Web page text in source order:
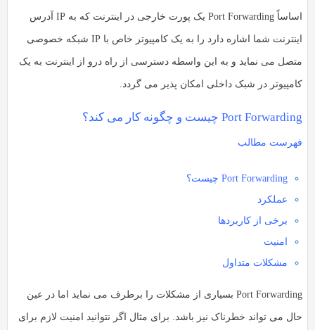
اساساً Port Forwarding یک پورت خارجی در اینترنت که به IP آدرس
اینترنت شما اشاره دارد را به یک کامپیوتر خاص با IP شبکه خصوصی
متصل می نماید و به این واسطه دسترسی از راه درو از اینترنت به یک
کامپیوتر در شبک داخلی امکان پذیر می گردد.
Port Forwarding چیست و چگونه کار می کند؟
فهرست مطالب
Port Forwarding چیست؟
عملکرد
برخی از کاربردها
امنیت
مشکلات متداول
Port Forwarding بسیاری از مشکلات را برطرف می نماید اما در عین
حال می تواند خطرناک نیز باشد. برای مثال اگر نتوانید امنیت لازم برای